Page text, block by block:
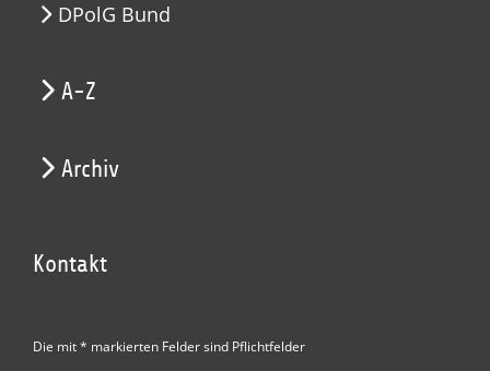
DPolG Bund
A-Z
Archiv
Kontakt
Die mit * markierten Felder sind Pflichtfelder